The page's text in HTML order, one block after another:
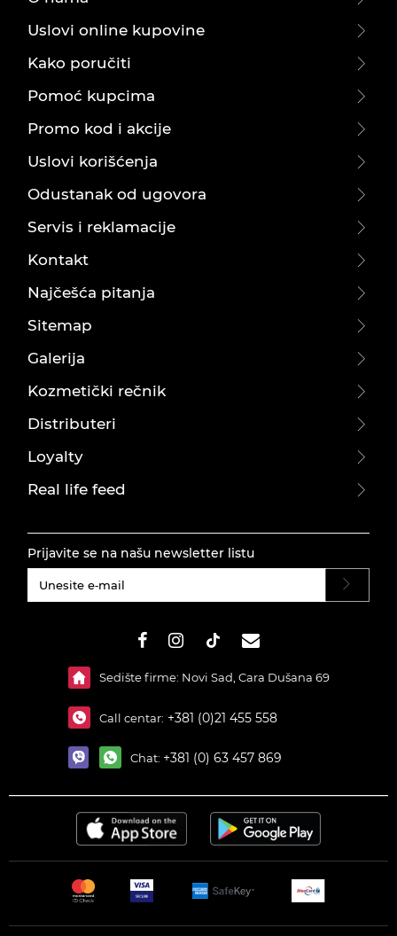
Uslovi online kupovine
Kako poručiti
Pomoć kupcima
Promo kod i akcije
Uslovi korišćenja
Odustanak od ugovora
Servis i reklamacije
Kontakt
Najčešća pitanja
Sitemap
Galerija
Kozmetički rečnik
Distributeri
Loyalty
Real life feed
Prijavite se na našu newsletter listu
Sedište firme: Novi Sad, Cara Dušana 69
Call centar: +381 (0)21 455 558
Chat: +381 (0) 63 457 869